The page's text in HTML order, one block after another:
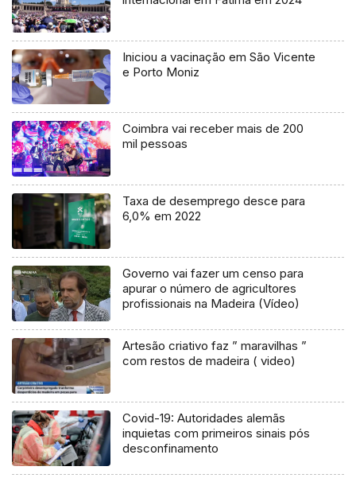
Iniciou a vacinação em São Vicente
e Porto Moniz
Coimbra vai receber mais de 200
mil pessoas
Taxa de desemprego desce para
6,0% em 2022
Governo vai fazer um censo para
apurar o número de agricultores
profissionais na Madeira (Vídeo)
Artesão criativo faz ” maravilhas ”
com restos de madeira ( video)
Covid-19: Autoridades alemãs
inquietas com primeiros sinais pós
desconfinamento